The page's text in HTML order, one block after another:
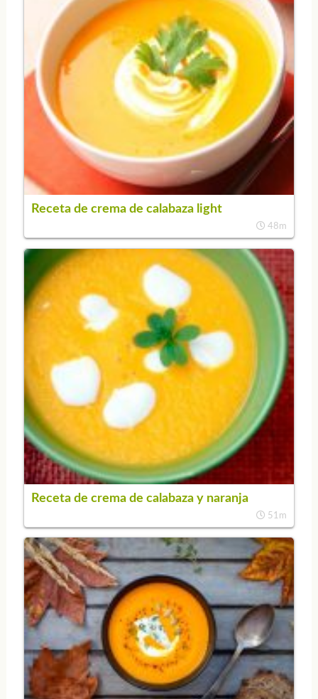
Receta de crema de calabaza light
48m
Receta de crema de calabaza y naranja
51m